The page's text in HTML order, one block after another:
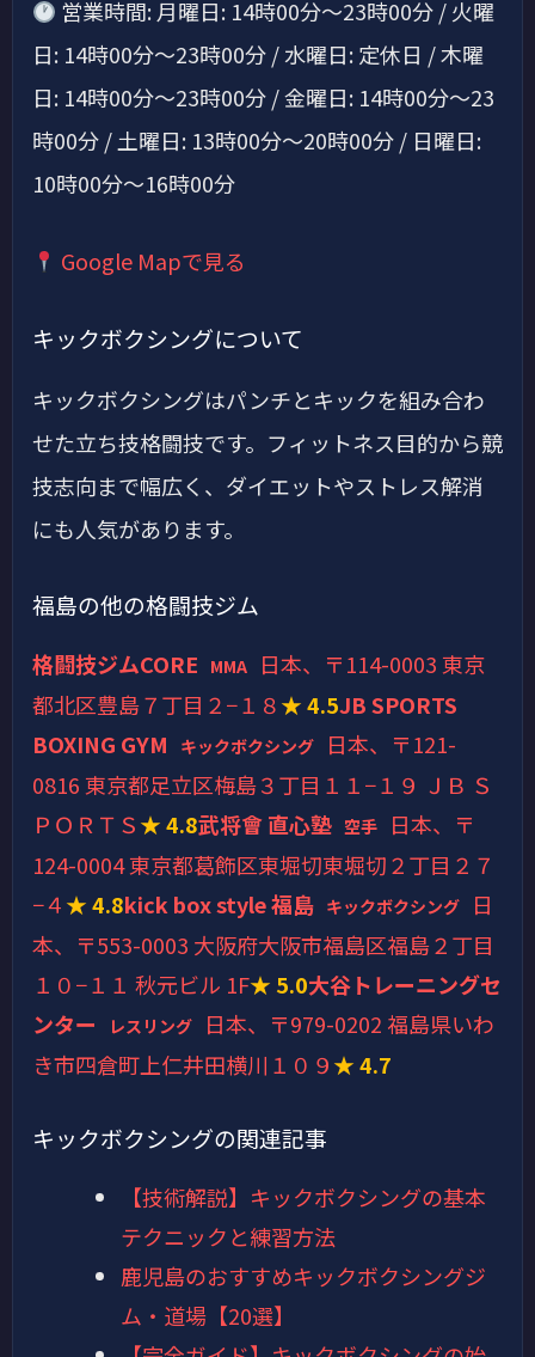
営業時間: 月曜日: 14時00分～23時00分 / 火曜
日: 14時00分～23時00分 / 水曜日: 定休日 / 木曜
日: 14時00分～23時00分 / 金曜日: 14時00分～23
時00分 / 土曜日: 13時00分～20時00分 / 日曜日:
10時00分～16時00分
Google Mapで見る
キックボクシングについて
キックボクシングはパンチとキックを組み合わ
せた立ち技格闘技です。フィットネス目的から競
技志向まで幅広く、ダイエットやストレス解消
にも人気があります。
福島の他の格闘技ジム
格闘技ジムCORE MMA
日本、〒114-0003 東京
都北区豊島７丁目２−１８★ 4.5JB SPORTS
BOXING GYM
キックボクシング
日本、〒121-
0816 東京都足立区梅島３丁目１１−１９ ＪＢ Ｓ
ＰＯＲＴＳ★ 4.8武将會 直心塾 空手
日本、〒
124-0004 東京都葛飾区東堀切東堀切２丁目２７
−４★ 4.8kick box style 福島 キックボクシング
日
本、〒553-0003 大阪府大阪市福島区福島２丁目
１０−１１ 秋元ビル 1F★ 5.0大谷トレーニングセ
ンター
レスリング
日本、〒979-0202 福島県いわ
き市四倉町上仁井田横川１０９★ 4.7
キックボクシングの関連記事
【技術解説】キックボクシングの基本
テクニックと練習方法
鹿児島のおすすめキックボクシングジ
ム・道場【20選】